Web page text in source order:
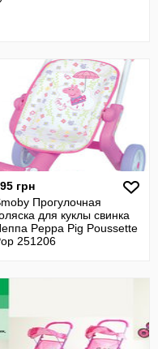
грн
Прогулочная
для куклы свинка
Peppa Pig Poussette
251206